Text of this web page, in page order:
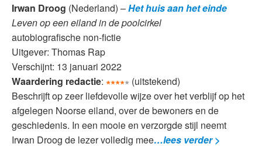
Irwan Droog (Nederland) –Het huis aan het einde
Leven op een eiland in de poolcirkel
autobiografische non-fictie
Uitgever: Thomas Rap
Verschijnt: 13 januari 2022
Waardering redactie: ∗∗∗∗∗ (uitstekend)
Beschrijft op zeer liefdevolle wijze over het verblijf op het
afgelegen Noorse eiland, over de bewoners en de
geschiedenis. In een mooie en verzorgde stijl neemt
Irwan Droog de lezer volledig mee…lees verder >